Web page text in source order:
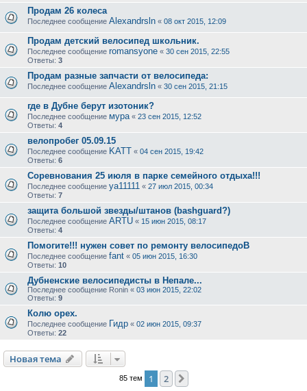
Продам 26 колеса
Последнее сообщение Alexandrsln « 08 окт 2015, 12:09
Продам детский велосипед школьник.
Последнее сообщение romansyone « 30 сен 2015, 22:55
Ответы: 3
Продам разные запчасти от велосипеда:
Последнее сообщение Alexandrsln « 30 сен 2015, 21:15
где в Дубне берут изотоник?
Последнее сообщение мура « 23 сен 2015, 12:52
Ответы: 4
велопробег 05.09.15
Последнее сообщение KATT « 04 сен 2015, 19:42
Ответы: 6
Соревнования 25 июля в парке семейного отдыха!!!
Последнее сообщение ya11111 « 27 июл 2015, 00:34
Ответы: 7
защита большой звезды/штанов (bashguard?)
Последнее сообщение ARTU « 15 июн 2015, 08:17
Ответы: 4
Помогите!!! нужен совет по ремонту велосипедоВ
Последнее сообщение fant « 05 июн 2015, 16:30
Ответы: 10
Дубненские велосипедисты в Непале...
Последнее сообщение Ronin « 03 июн 2015, 22:02
Ответы: 9
Колю орех.
Последнее сообщение Гидр « 02 июн 2015, 09:37
Ответы: 22
Новая тема
85 тем 1 2